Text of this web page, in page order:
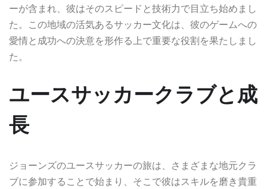
ーが含まれ、彼はそのスピードと技術力で目立ち始めまし
た。この地域の活気あるサッカー文化は、彼のゲームへの
愛情と成功への決意を形作る上で重要な役割を果たしまし
た。
ユースサッカークラブと成
長
ジョーンズのユースサッカーの旅は、さまざまな地元クラ
ブに参加することで始まり、そこで彼はスキルを磨き貴重